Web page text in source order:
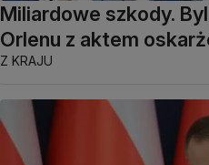
Miliardowe szkody.
Orlenu z aktem
Z KRAJU